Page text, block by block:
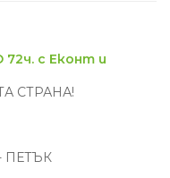
с Еконт и
СТРАНА!
ПЕТЪК